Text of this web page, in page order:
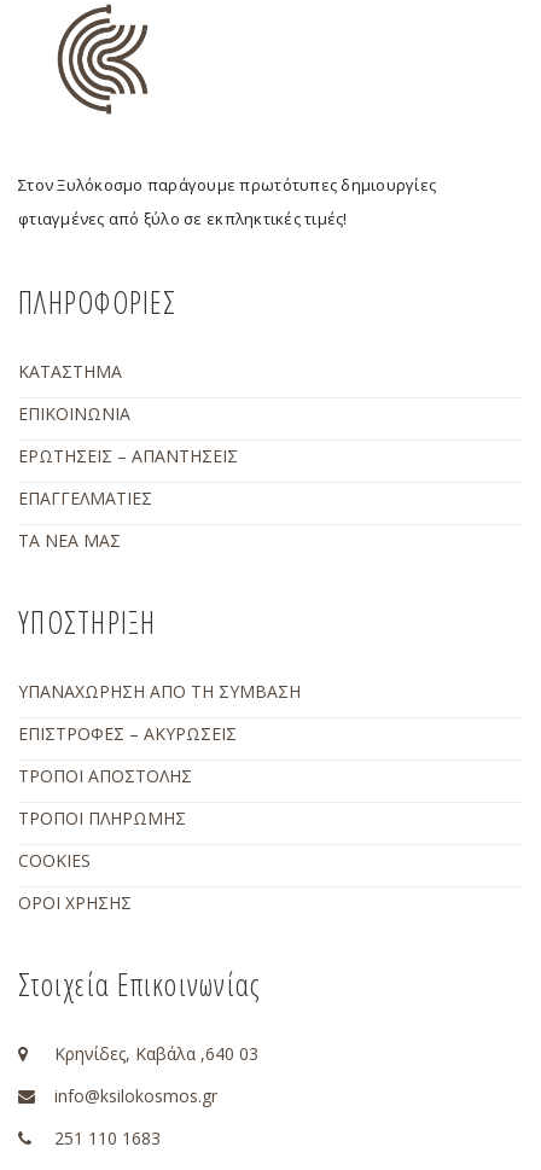
Στον Ξυλόκοσμο παράγουμε πρωτότυπες δημιουργίες
φτιαγμένες από ξύλο σε εκπληκτικές τιμές!
ΠΛΗΡΟΦΟΡΙΕΣ
ΚΑΤΑΣΤΗΜΑ
ΕΠΙΚΟΙΝΩΝΙΑ
ΕΡΩΤΗΣΕΙΣ – ΑΠΑΝΤΗΣΕΙΣ
ΕΠΑΓΓΕΛΜΑΤΙΕΣ
ΤΑ ΝΕΑ ΜΑΣ
ΥΠΟΣΤΗΡΙΞΗ
ΥΠΑΝΑΧΩΡΗΣΗ ΑΠΟ ΤΗ ΣΥΜΒΑΣΗ
ΕΠΙΣΤΡΟΦΕΣ – ΑΚΥΡΩΣΕΙΣ
ΤΡΟΠΟΙ ΑΠΟΣΤΟΛΗΣ
ΤΡΟΠΟΙ ΠΛΗΡΩΜΗΣ
COOKIES
ΟΡΟΙ ΧΡΗΣΗΣ
Στοιχεία Επικοινωνίας
Κρηνίδες, Καβάλα ,640 03
info@ksilokosmos.gr
251 110 1683